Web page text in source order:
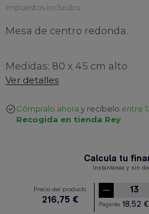
Impuestos incluidos
Mesa de centro redonda.
Medidas: 80 x 45 cm alto
Ver detalles
Cómpralo ahora y recíbelo entre
Recogida en tienda Rey